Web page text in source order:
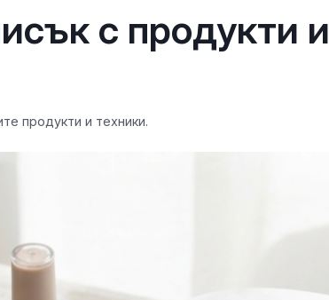
с продукти и
продукти и техники.